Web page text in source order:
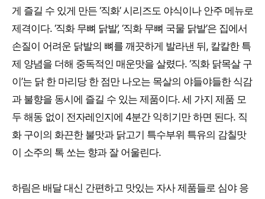
게 즐길 수 있게 만든 ‘직화’ 시리즈도 야식이나 안주 메뉴로
제격이다. ‘직화 무뼈 닭발’, ‘직화 무뼈 국물 닭발’은 집에서
손질이 어려운 닭발의 뼈를 깨끗하게 발라낸 뒤, 칼칼한 특
제 양념을 더해 중독적인 매운맛을 살렸다. ‘직화 닭목살 구
이’는 닭 한 마리당 한 점만 나오는 목살의 야들야들한 식감
과 불향을 동시에 즐길 수 있는 제품이다. 세 가지 제품 모
두 해동 없이 전자레인지에 4분간 익히기만 하면 된다. 직
화 구이의 화끈한 불맛과 닭고기 특수부위 특유의 감칠맛
이 소주의 톡 쏘는 향과 잘 어울린다.
하림은 배달 대신 간편하고 맛있는 자사 제품들로 심야 응